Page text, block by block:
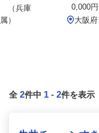
（兵庫
）
0,000
大阪
全 2件中 1 - 2件を表示